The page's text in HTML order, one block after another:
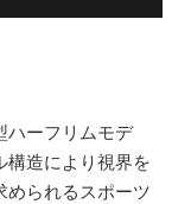
ハーフリムモデ
構造により視界を
められるスポーツ